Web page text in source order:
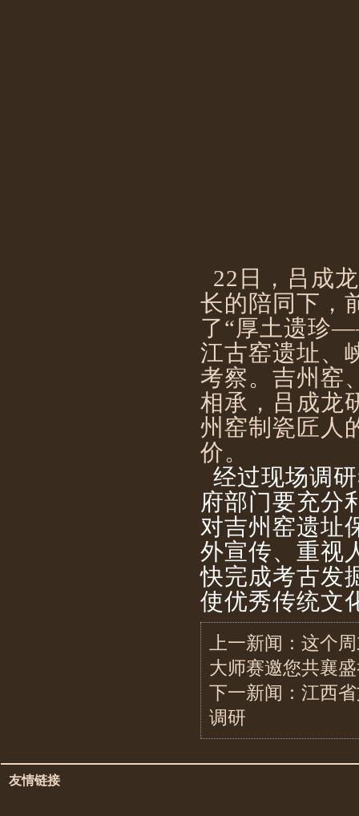
22日，吕成
长的陪同下，
了“厚土遗珍
江古窑遗址、
考察。吉州窑
相承，吕成龙
州窑制瓷匠人
价。
经过现场调
府部门要充分
对吉州窑遗址
外宣传、重视
快完成考古发
使优秀传统文
上一新闻： 这个
大师赛邀您共襄
下一新闻： 江西
调研
友情链接